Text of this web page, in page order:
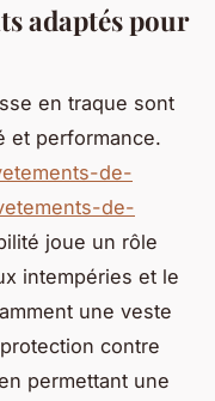
adaptés pour
en traque sont
et performance.
de-
de-
joue un rôle
intempéries et le
une veste
contre
permettant une